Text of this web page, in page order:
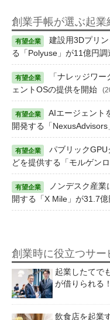
創業手帳が選ぶ起業
建設用3Dプリ
る「Polyuse」が11億円調
「ナレッジワ
ェントOSの提供を開始
AIエージェント
開発する「
パブリック
どを提供する「モルゲン
ノンデスク産
開する「X Mile」が31.7億
創業時に役立つサー
起業したてで
が借りられる
飲食店を起業